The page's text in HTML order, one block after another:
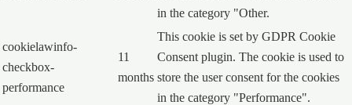
in the category "Other.
cookielawinfo-
checkbox-
performance
11
months
This cookie is set by GDPR Cookie
Consent plugin. The cookie is used to
store the user consent for the cookies
in the category "Performance".